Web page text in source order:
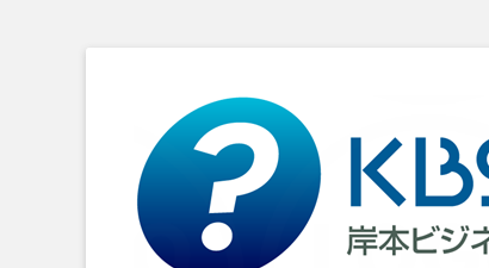
岸本ビジネス
小さな会社・小さなお店のIT経営をナビゲーション